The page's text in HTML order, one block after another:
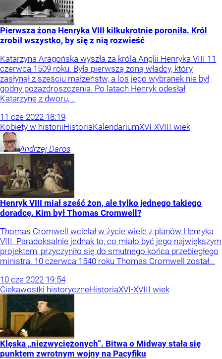
Pierwsza żona Henryka VIII kilkukrotnie poroniła. Król
zrobił wszystko, by się z nią rozwieść
Katarzyna Aragońska wyszła za króla Anglii Henryka VIII 11
czerwca 1509 roku. Była pierwszą żoną władcy, który
zasłynął z sześciu małżeństw, a los jego wybranek nie był
godny pozazdroszczenia. Po latach Henryk odesłał
Katarzynę z dworu,...
11 cze 2022 18:19
Kobiety w historiiHistoriaKalendariumXVI-XVIII wiek
Andrzej Daros
Henryk VIII miał sześć żon, ale tylko jednego takiego
doradcę. Kim był Thomas Cromwell?
Thomas Cromwell wcielał w życie wiele z planów Henryka
VIII. Paradoksalnie jednak to, co miało być jego największym
projektem, przyczyniło się do smutnego końca przebiegłego
ministra. 10 czerwca 1540 roku Thomas Cromwell został...
10 cze 2022 19:54
Ciekawostki historyczneHistoriaXVI-XVIII wiek
Klęska „niezwyciężonych”. Bitwa o Midway stała się
punktem zwrotnym wojny na Pacyfiku